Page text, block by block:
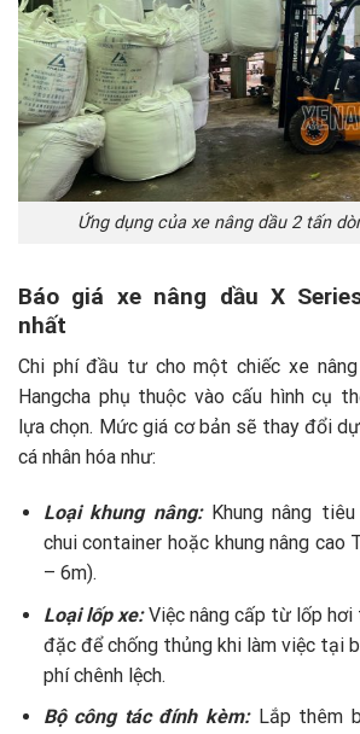
Ứng dụng của xe nâng dầu 2 tấn
Báo giá xe nâng dầu X
nhất
Chi phí đầu tư cho một chiếc xe
Hangcha phụ thuộc vào cấu hình cụ
lựa chọn. Mức giá cơ bản sẽ thay đổi
cá nhân hóa như:
Loại khung nâng: Khung nâng
chui container hoặc khung nâng cao
– 6m).
Loại lốp xe:Việc nâng cấp từ lốp hơi
đặc để chống thủng khi làm việc tại
phí chênh lệch.
Bộ công tác đính kèm:Lắp thêm